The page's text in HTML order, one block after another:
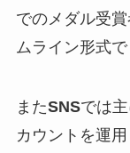
でのメダル受
ムライン形式
またSNSでは
カウントを運